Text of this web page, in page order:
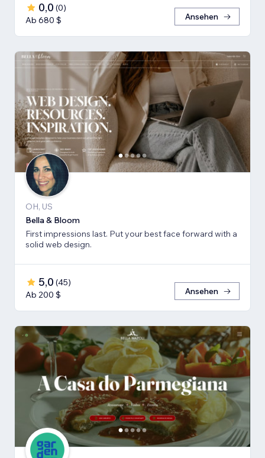
0,0 (0)
Ab 680 $
Ansehen
OH, US
Bella & Bloom
First impressions last. Put your best face forward with a
solid web design.
5,0 (45)
Ab 200 $
Ansehen